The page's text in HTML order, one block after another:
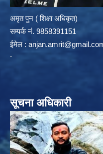
अमृत पुन ( शिक्षा अधिकृत)
सम्पर्क न‌ं. 9858391151
ईमेल :
सूचना अधिकारी